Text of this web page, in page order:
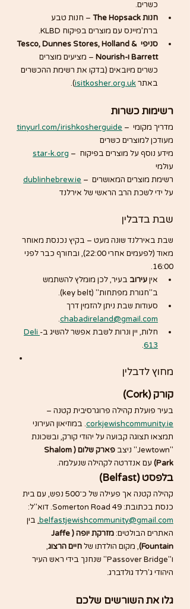
כשרים.
חנות The Hopsack
– חנות טבע
ברת’מיינס עם מוצרים בפיקוח KLBD.
סניפי Tesco, Dunnes Stores, Holland &
Barrett ו-Nourish
– מציעים מוצרים
כשרים מיובאים (בדקו את רשימת ההכשרים
באתר isitkosher.org.uk
).
רשימות כשרות
tinyurl.com/irishkosherguide – מדריך מקומי
מעודכן למוצרים כשרים
star-k.org – מידע נוסף על מוצרים בפיקוח
עולמי
dublinhebrew.ie – רשימת מוצרים המאושרים
על ידי לשכת הרב הראשי של אירלנד
שבת בדבלין
שבת באירלנד שונה מעט – בקיץ נכנסת מאוחר
מאוד (לפעמים אחרי 22:00), ובחורף כבר לפני
16:00.
אין עירוב בעיר, לכן מומלץ להשתמש
ב"חגורת מפתחות" (key belt).
סעודות שבת ניתן להזמין דרך
chabadireland@gmail.com
.
חלות, יין ונרות לשבת אפשר להשיג ב- Deli
613
.
מחוץ לדבלין
קורק (Cork)
בעיר פועלת קהילה פרוגרסיבית קטנה –
corkjewishcommunity.ie. במוזיאון העירוני
תמצאו תצוגה קבועה על יהודי קורק, ובשכונת
"Jewtown" ניצב
פארק שלום (Shalom
Park) עם אנדרטה לקהילה שנעלמה.
בלפסט (Belfast)
קהילה קטנה אך פעילה של כ־500 נפש, עם בית
כנסת בכתובת: 49 Somerton Road. דוא"ל:
belfastjewishcommunity@gmail.com
. בין
האתרים הבולטים:
מזרקת יופה (Jaffe
Fountain) , מקום הולדתו של חיים הרצוג,
ו"Passover Bridge" שנחנך בידי ראש העיר
היהודי ג'רלד גולדברג.
גלו את השורשים שלכם